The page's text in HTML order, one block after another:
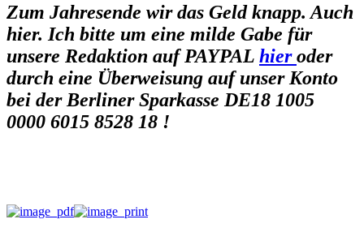
Zum Jahresende wir das Geld knapp. Auch
hier. Ich bitte um eine milde Gabe für
unsere Redaktion auf PAYPAL hieroder
durch eine Überweisung auf unser Konto
bei der Berliner Sparkasse DE18 1005
0000 6015 8528 18 !